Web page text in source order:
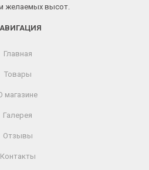
желаемых высот.
Главная
Товары
магазине
Галерея
Отзывы
Контакты